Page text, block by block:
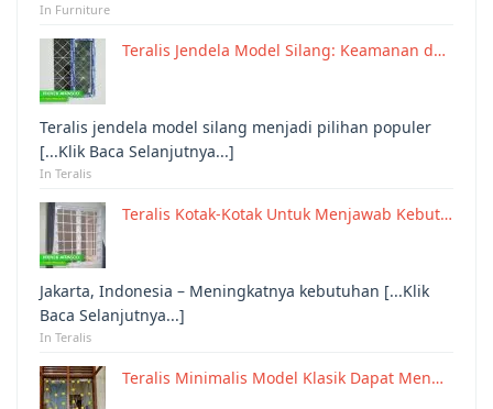
In Furniture
Teralis Jendela Model Silang: Keamanan d…
Teralis jendela model silang menjadi pilihan populer
[...Klik Baca Selanjutnya...]
In Teralis
Teralis Kotak-Kotak Untuk Menjawab Kebut…
Jakarta, Indonesia – Meningkatnya kebutuhan [...Klik
Baca Selanjutnya...]
In Teralis
Teralis Minimalis Model Klasik Dapat Men…